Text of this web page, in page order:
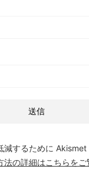
するために Akismet
法の詳細はこちらを